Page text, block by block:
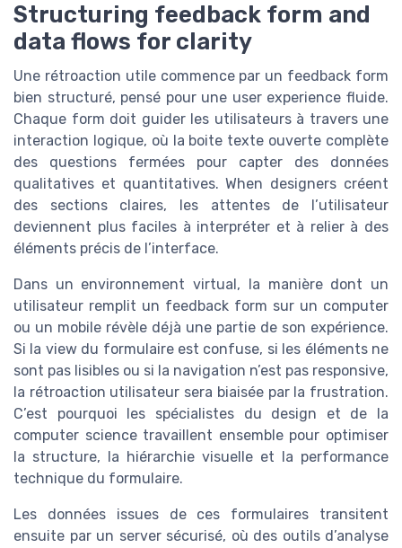
Structuring feedback form and
data flows for clarity
Une rétroaction utile commence par un feedback form
bien structuré, pensé pour une user experience fluide.
Chaque form doit guider les utilisateurs à travers une
interaction logique, où la boite texte ouverte complète
des questions fermées pour capter des données
qualitatives et quantitatives. When designers créent
des sections claires, les attentes de l’utilisateur
deviennent plus faciles à interpréter et à relier à des
éléments précis de l’interface.
Dans un environnement virtual, la manière dont un
utilisateur remplit un feedback form sur un computer
ou un mobile révèle déjà une partie de son expérience.
Si la view du formulaire est confuse, si les éléments ne
sont pas lisibles ou si la navigation n’est pas responsive,
la rétroaction utilisateur sera biaisée par la frustration.
C’est pourquoi les spécialistes du design et de la
computer science travaillent ensemble pour optimiser
la structure, la hiérarchie visuelle et la performance
technique du formulaire.
Les données issues de ces formulaires transitent
ensuite par un server sécurisé, où des outils d’analyse